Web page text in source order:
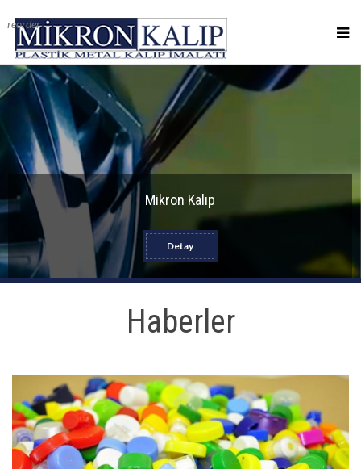
reorder
Mikron Kalıp
Detay
Haberler